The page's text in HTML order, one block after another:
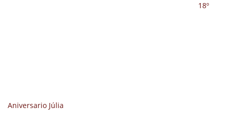
18º
Aniversario Júlia